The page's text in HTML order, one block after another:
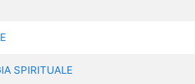
SPIRITUALE